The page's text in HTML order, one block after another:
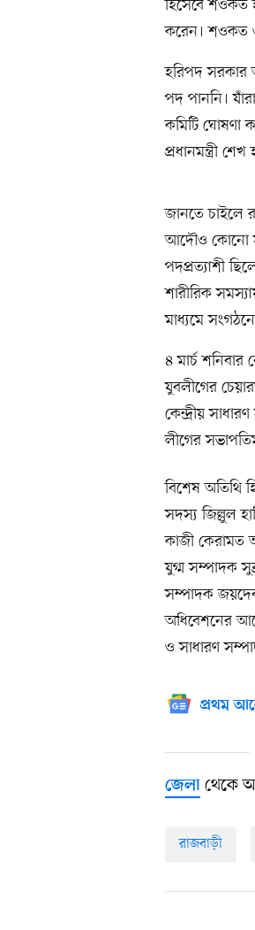
হিসেবে শওকত
করেন। শওকত ও
হরিপদ সরকার
পদ পাননি।
কমিটি ঘোষণা
প্রধানমন্ত্রী
জানতে চাইলে
আদৌও কোনো
পদপ্রত্যাশী
শারীরিক
মাধ্যমে
৪ মার্চ
যুবলীগের
কেন্দ্রীয়
লীগের
বিশেষ অতিথি
সদস্য জিল্লুল
কাজী কেরামত
যুগ্ম সম্পাদক
সম্পাদক জয়দেব
অধিবেশনের
ও সাধারণ
প্রথম
জেলা থেকে
রাজবাড়ী